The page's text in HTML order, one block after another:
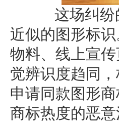
这场纠纷的
近似的图形标
物料、线上宣
觉辨识度趋同
申请同款图形
商标热度的恶